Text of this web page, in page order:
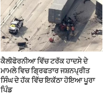
ਕੈਲੀਫੋਰਨੀਆ ਵਿੱਚ ਟਰੱਕ ਹਾਦਸੇ ਦੇ
ਮਾਮਲੇ ਵਿਚ ਗ੍ਰਿਫਤਾਰ ਜਸ਼ਨਪ੍ਰੀਤ
ਸਿੰਘ ਦੇ ਹੱਕ ਵਿੱਚ ਇਕੱਠਾ ਹੋਇਆ ਪੂਰਾ
ਪਿੰਡ